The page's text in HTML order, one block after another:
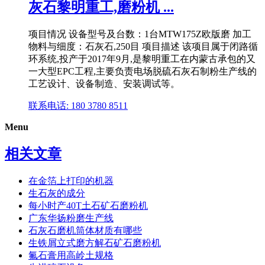
灰石黎明重工,磨粉机 ...
项目情况 设备型号及台数：1台MTW175Z欧版磨 加工
物料与细度：石灰石,250目 项目描述 该项目属于闭路循
环系统,投产于2017年9月,是黎明重工在内蒙古承包的又
一大型EPC工程,主要负责电场脱硫石灰石制粉生产线的
工艺设计、设备制造、安装调试等。
联系电话: 180 3780 8511
Menu
相关文章
在金箔上打印的机器
生石灰的成分
每小时产40T土石矿石磨粉机
广东华扬粉磨生产线
石灰石磨机筒体材质有哪些
生铁屑立式磨方解石矿石磨粉机
氟石膏用高岭土规格